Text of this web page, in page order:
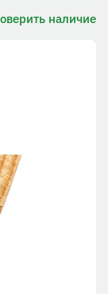
наличие